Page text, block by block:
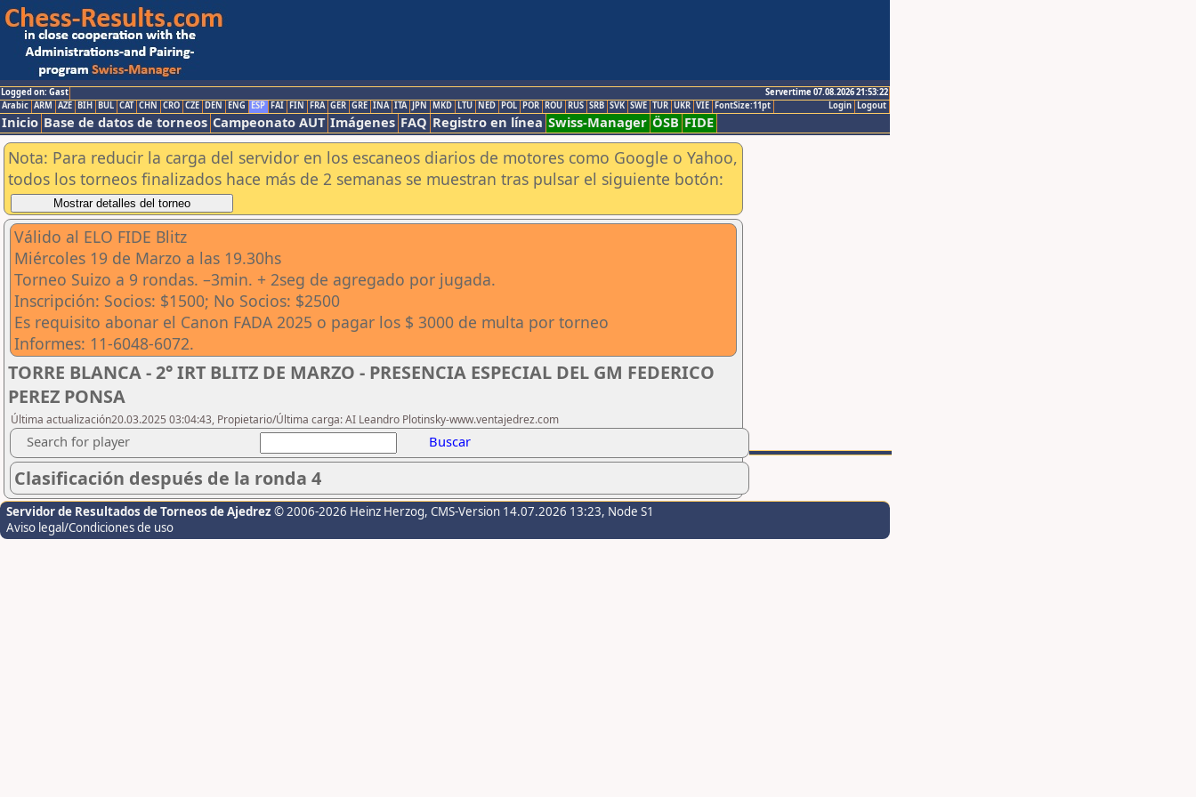
Logged on: Gast
Servertime 07.08.2026 21:53:22
Logout
Login
Arabic ARM AZE BIH BUL CAT CHN CRO CZE DEN ENG ESP FAI FIN FRA GER GRE INA ITA JPN MKD LTU NED POL POR ROU RUS SRB SVK SWE TUR UKR VIE FontSize:11pt
Inicio Base de datos de torneos Campeonato AUT Imágenes FAQ Registro en línea Swiss-Manager ÖSB FIDE
Nota: Para reducir la carga del servidor en los escaneos diarios de motores como Google o Yahoo,
todos los torneos finalizados hace más de 2 semanas se muestran tras pulsar el siguiente botón:
Válido al ELO FIDE Blitz
Miércoles 19 de Marzo a las 19.30hs
Torneo Suizo a 9 rondas. –3min. + 2seg de agregado por jugada.
Inscripción: Socios: $1500; No Socios: $2500
Es requisito abonar el Canon FADA 2025 o pagar los $ 3000 de multa por torneo
Informes: 11-6048-6072.
TORRE BLANCA - 2° IRT BLITZ DE MARZO - PRESENCIA ESPECIAL DEL GM FEDERICO
PEREZ PONSA
Última actualización20.03.2025 03:04:43, Propietario/Última carga: AI Leandro Plotinsky-www.ventajedrez.com
Search for player Buscar
Clasificación después de la ronda 4
Servidor de Resultados de Torneos de Ajedrez © 2006-2026 Heinz Herzog, CMS-Version 14.07.2026 13:23, Node S1
Aviso legal/Condiciones de uso